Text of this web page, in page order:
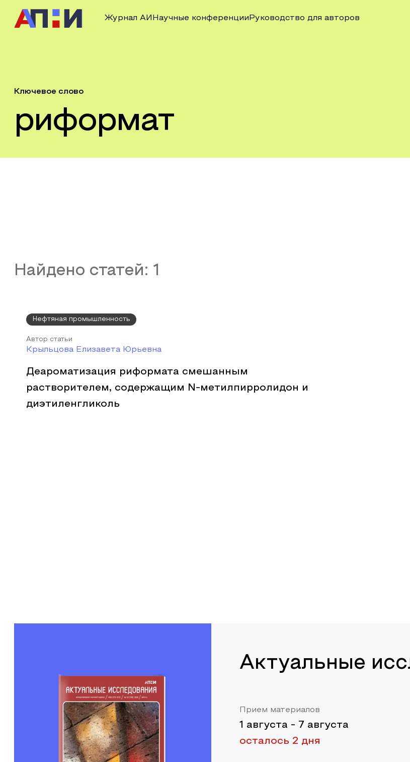
Журнал АИ Научные конференции Руководство для авторов
Ключевое слово
риформат
Найдено статей: 1
Нефтяная промышленность
Автор статьи
Крыльцова Елизавета Юрьевна
Деароматизация риформата смешанным
растворителем, содержащим N-метилпирролидон и
диэтиленгликоль
Актуальные
Прием материалов
1 августа - 7 августа
осталось 2 дня